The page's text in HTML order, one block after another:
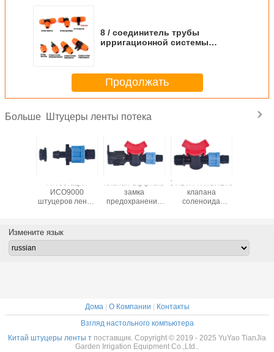
8 / соединитель трубы
ирригационной системы
9/12mm
Продолжать
Больше Штуцеры ленты потека
1/2»
Аттестация
ИСО9000
штуцеров ленты
облегченная
Клапан Оффтаке
замка
предохранения
для орошения
для ленты
УЛЬТРАФИОЛЕТОВОЕ
клапана
соленоида
потека
анти-
Измените язык
Дома| О Компании | Контакты
Взгляд настольного компьютера
Китай штуцеры ленты т поставщик. Copyright © 2019 - 2025 YuYao TianJia
Garden Irrigation Equipment Co.,Ltd..